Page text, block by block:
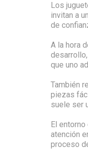
Los
invitan a
de
A la hora
que uno
También
piezas
suele ser
El
atención
proceso